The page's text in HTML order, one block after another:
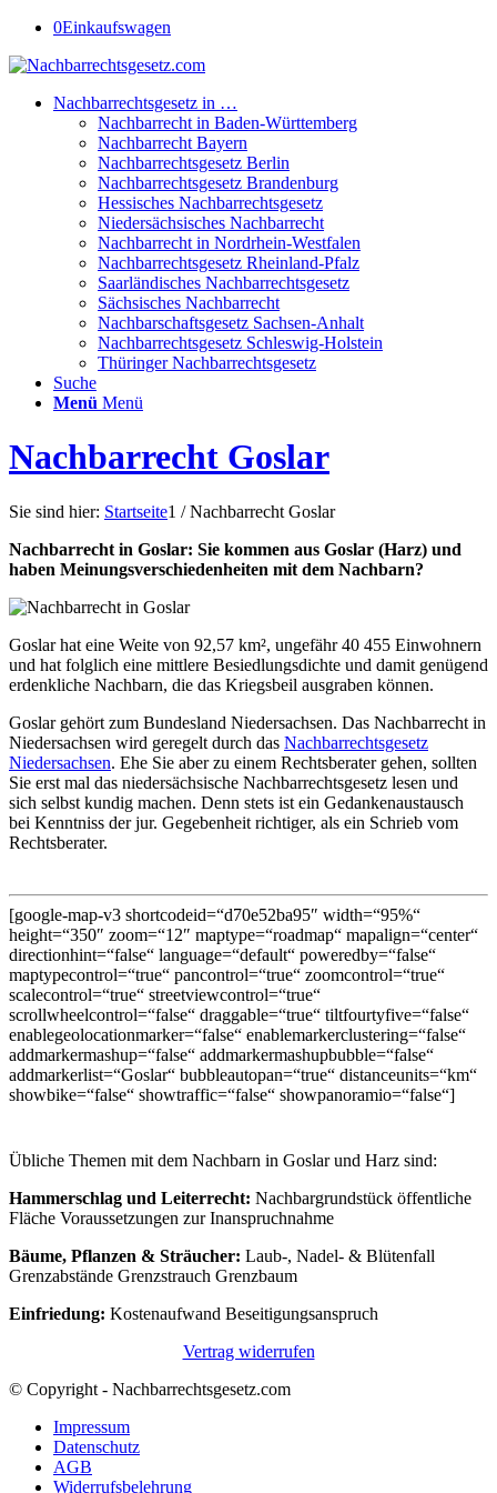
0Einkaufswagen
Nachbarrechtsgesetz in …
Nachbarrecht in Baden-Württemberg
Nachbarrecht Bayern
Nachbarrechtsgesetz Berlin
Nachbarrechtsgesetz Brandenburg
Hessisches Nachbarrechtsgesetz
Niedersächsisches Nachbarrecht
Nachbarrecht in Nordrhein-Westfalen
Nachbarrechtsgesetz Rheinland-Pfalz
Saarländisches Nachbarrechtsgesetz
Sächsisches Nachbarrecht
Nachbarschaftsgesetz Sachsen-Anhalt
Nachbarrechtsgesetz Schleswig-Holstein
Thüringer Nachbarrechtsgesetz
Suche
Menü Menü
Nachbarrecht Goslar
Sie sind hier: Startseite1 / Nachbarrecht Goslar
Nachbarrecht in Goslar: Sie kommen aus Goslar (Harz) und
haben Meinungsverschiedenheiten mit dem Nachbarn?
Goslar hat eine Weite von 92,57 km², ungefähr 40 455 Einwohnern
und hat folglich eine mittlere Besiedlungsdichte und damit genügend
erdenkliche Nachbarn, die das Kriegsbeil ausgraben können.
Goslar gehört zum Bundesland Niedersachsen. Das Nachbarrecht in
Niedersachsen wird geregelt durch das Nachbarrechtsgesetz
Niedersachsen. Ehe Sie aber zu einem Rechtsberater gehen, sollten
Sie erst mal das niedersächsische Nachbarrechtsgesetz lesen und
sich selbst kundig machen. Denn stets ist ein Gedankenaustausch
bei Kenntniss der jur. Gegebenheit richtiger, als ein Schrieb vom
Rechtsberater.
[google-map-v3 shortcodeid=“d70e52ba95″ width=“95%“
height=“350″ zoom=“12″ maptype=“roadmap“ mapalign=“center“
directionhint=“false“ language=“default“ poweredby=“false“
maptypecontrol=“true“ pancontrol=“true“ zoomcontrol=“true“
scalecontrol=“true“ streetviewcontrol=“true“
scrollwheelcontrol=“false“ draggable=“true“ tiltfourtyfive=“false“
enablegeolocationmarker=“false“ enablemarkerclustering=“false“
addmarkermashup=“false“ addmarkermashupbubble=“false“
addmarkerlist=“Goslar“ bubbleautopan=“true“ distanceunits=“km“
showbike=“false“ showtraffic=“false“ showpanoramio=“false“]
Übliche Themen mit dem Nachbarn in Goslar und Harz sind:
Hammerschlag und Leiterrecht: Nachbargrundstück öffentliche
Fläche Voraussetzungen zur Inanspruchnahme
Bäume, Pflanzen & Sträucher: Laub-, Nadel- & Blütenfall
Grenzabstände Grenzstrauch Grenzbaum
Einfriedung: Kostenaufwand Beseitigungsanspruch
Vertrag widerrufen
© Copyright - Nachbarrechtsgesetz.com
Impressum
Datenschutz
AGB
Widerrufsbelehrung